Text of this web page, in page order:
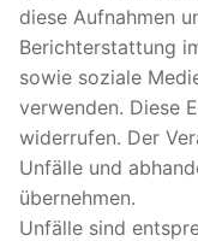
diese Aufnahmen
Berichterstattung
sowie soziale
verwenden. Diese
widerrufen. Der
Unfälle und
übernehmen.
Unfälle sind